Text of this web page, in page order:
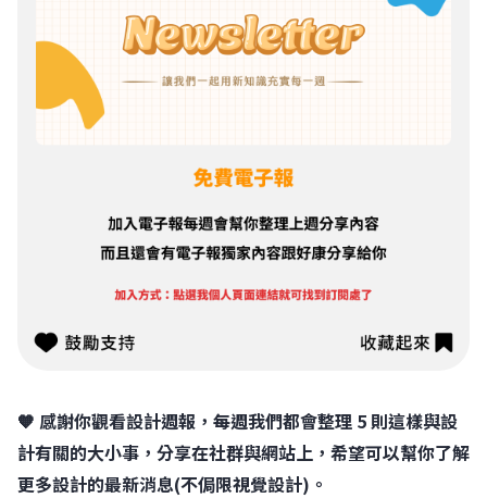
🧡 感謝你觀看設計週報，每週我們都會整理 5 則這樣與設
計有關的大小事，分享在社群與網站上，希望可以幫你了解
更多設計的最新消息(不侷限視覺設計)。